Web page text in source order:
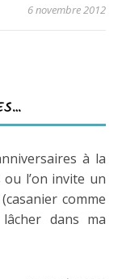
6 novembre 2012
ou l’on invite un
comme
dans ma